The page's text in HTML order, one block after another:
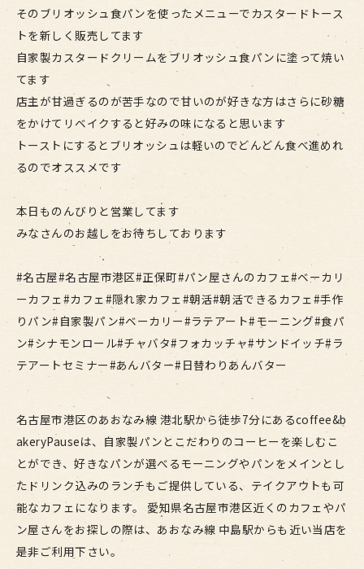
そのブリオッシュ食パンを使ったメニューでカスタードトース
トを新しく販売してます
自家製カスタードクリームをブリオッシュ食パンに塗って焼い
てます
店主が甘過ぎるのが苦手なので甘いのが好きな方はさらに砂糖
をかけてリベイクすると好みの味になると思います
トーストにするとブリオッシュは軽いのでどんどん食べ進めれ
るのでオススメです
本日ものんびりと営業してます
みなさんのお越しをお待ちしております
#名古屋#名古屋市港区#正保町#パン屋さんのカフェ#ベーカリ
ーカフェ#カフェ#隠れ家カフェ#朝活#朝活できるカフェ#手作
りパン#自家製パン#ベーカリー#ラテアート#モーニング#食パ
ン#シナモンロール#チャバタ#フォカッチャ#サンドイッチ#ラ
テアートセミナー#あんバター#日替わりあんバター
名古屋市港区のあおなみ線 港北駅から徒歩7分にあるcoffee&b
akeryPauseは、自家製パンとこだわりのコーヒーを楽しむこ
とができ、好きなパンが選べるモーニングやパンをメインとし
たドリンク込みのランチもご提供している、テイクアウトも可
能なカフェになります。 愛知県名古屋市港区近くのカフェやパ
ン屋さんをお探しの際は、あおなみ線 中島駅からも近い当店を
是非ご利用下さい。